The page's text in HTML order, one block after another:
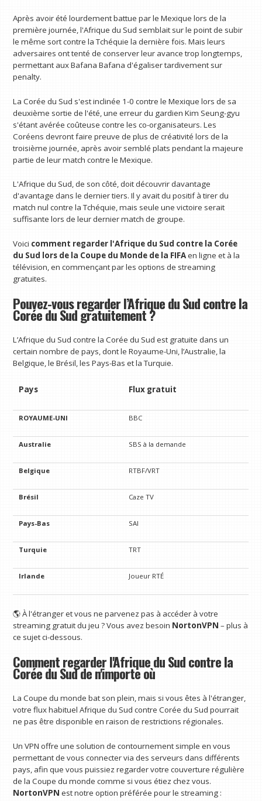
Après avoir été lourdement battue par le Mexique lors de la
première journée, l'Afrique du Sud semblait sur le point de subir
le même sort contre la Tchéquie la dernière fois. Mais leurs
adversaires ont tenté de conserver leur avance trop longtemps,
permettant aux Bafana Bafana d'égaliser tardivement sur
penalty.
La Corée du Sud s'est inclinée 1-0 contre le Mexique lors de sa
deuxième sortie de l'été, une erreur du gardien Kim Seung-gyu
s'étant avérée coûteuse contre les co-organisateurs. Les
Coréens devront faire preuve de plus de créativité lors de la
troisième journée, après avoir semblé plats pendant la majeure
partie de leur match contre le Mexique.
L'Afrique du Sud, de son côté, doit découvrir davantage
d'avantage dans le dernier tiers. Il y avait du positif à tirer du
match nul contre la Tchéquie, mais seule une victoire serait
suffisante lors de leur dernier match de groupe.
Voici comment regarder l'Afrique du Sud contre la Corée
du Sud lors de la Coupe du Monde de la FIFAen ligne et à la
télévision, en commençant par les options de streaming
gratuites.
Pouvez-vous regarder l’Afrique du Sud contre la
Corée du Sud gratuitement ?
L’Afrique du Sud contre la Corée du Sud est gratuite dans un
certain nombre de pays, dont le Royaume-Uni, l’Australie, la
Belgique, le Brésil, les Pays-Bas et la Turquie.
Pays Flux gratuit
ROYAUME-UNI BBC
Australie SBS à la demande
Belgique RTBF/VRT
Brésil Caze TV
Pays-Bas SAI
Turquie TRT
Irlande Joueur RTÉ
🌎 À l'étranger et vous ne parvenez pas à accéder à votre
streaming gratuit du jeu ? Vous avez besoin NortonVPN – plus à
ce sujet ci-dessous.
Comment regarder l'Afrique du Sud contre la
Corée du Sud de n'importe où
La Coupe du monde bat son plein, mais si vous êtes à l'étranger,
votre flux habituel Afrique du Sud contre Corée du Sud pourrait
ne pas être disponible en raison de restrictions régionales.
Un VPN offre une solution de contournement simple en vous
permettant de vous connecter via des serveurs dans différents
pays, afin que vous puissiez regarder votre couverture régulière
de la Coupe du monde comme si vous étiez chez vous.
NortonVPN est notre option préférée pour le streaming :